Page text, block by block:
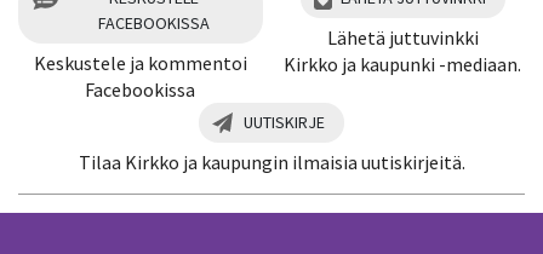
FACEBOOKISSA
Keskustele ja kommentoi
Facebookissa
Lähetä juttuvinkki
Kirkko ja kaupunki -mediaan.
UUTISKIRJE
Tilaa Kirkko ja kaupungin ilmaisia uutiskirjeitä.